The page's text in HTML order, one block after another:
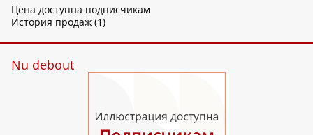
Цена доступна подписчикам
История продаж (1)
Nu debout